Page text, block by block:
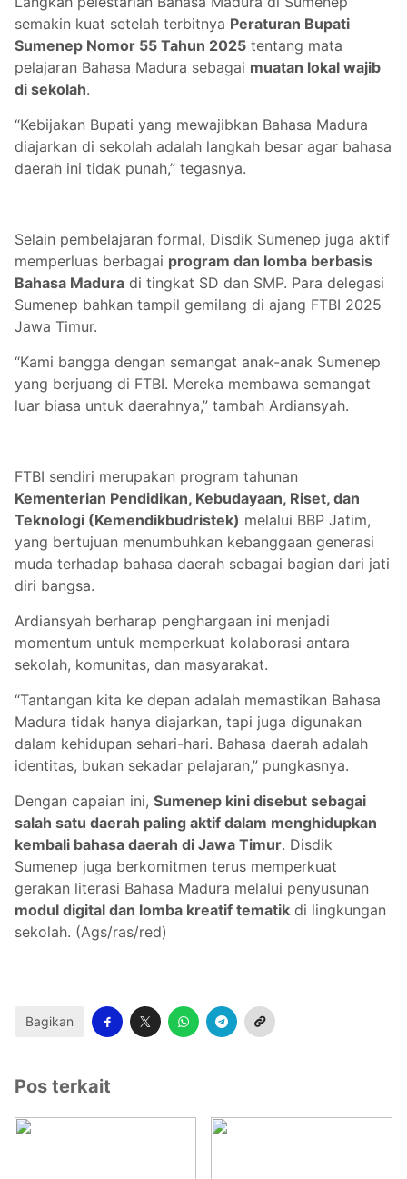
semakin kuat setelah terbitnya Peraturan Bupati
Sumenep Nomor 55 Tahun 2025 tentang mata
pelajaran Bahasa Madura sebagai muatan lokal wajib
di sekolah.
“Kebijakan Bupati yang mewajibkan Bahasa Madura
diajarkan di sekolah adalah langkah besar agar bahasa
daerah ini tidak punah,” tegasnya.
Selain pembelajaran formal, Disdik Sumenep juga aktif
memperluas berbagai program dan lomba berbasis
Bahasa Madura di tingkat SD dan SMP. Para delegasi
Sumenep bahkan tampil gemilang di ajang FTBI 2025
Jawa Timur.
“Kami bangga dengan semangat anak-anak Sumenep
yang berjuang di FTBI. Mereka membawa semangat
luar biasa untuk daerahnya,” tambah Ardiansyah.
FTBI sendiri merupakan program tahunan
Kementerian Pendidikan, Kebudayaan, Riset, dan
Teknologi (Kemendikbudristek) melalui BBP Jatim,
yang bertujuan menumbuhkan kebanggaan generasi
muda terhadap bahasa daerah sebagai bagian dari jati
diri bangsa.
Ardiansyah berharap penghargaan ini menjadi
momentum untuk memperkuat kolaborasi antara
sekolah, komunitas, dan masyarakat.
“Tantangan kita ke depan adalah memastikan Bahasa
Madura tidak hanya diajarkan, tapi juga digunakan
dalam kehidupan sehari-hari. Bahasa daerah adalah
identitas, bukan sekadar pelajaran,” pungkasnya.
Dengan capaian ini, Sumenep kini disebut sebagai
salah satu daerah paling aktif dalam menghidupkan
kembali bahasa daerah di Jawa Timur. Disdik
Sumenep juga berkomitmen terus memperkuat
gerakan literasi Bahasa Madura melalui penyusunan
modul digital dan lomba kreatif tematik di lingkungan
sekolah. (Ags/ras/red)
Bagikan
Pos terkait